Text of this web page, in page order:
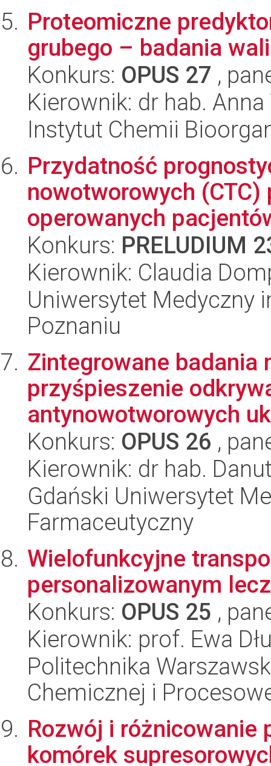
Proteomiczne
grubego – badania
Konkurs: OPUS 27 ,
Kierownik: dr hab.
Instytut Chemii
Przydatność
nowotworowych
operowanych
Konkurs: PRELUDIUM
Kierownik: Claudia
Uniwersytet Medyczny
Poznaniu
Zintegrowane badania
przyśpieszenie
antynowotworowych
Konkurs: OPUS 26 ,
Kierownik: dr hab.
Gdański Uniwersytet
Farmaceutyczny
Wielofunkcyjne
personalizowanym
Konkurs: OPUS 25 ,
Kierownik: prof. Ewa
Politechnika
Chemicznej i
Rozwój i różnicowanie
komórek